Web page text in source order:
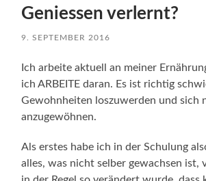
Geniessen verlernt?
9. SEPTEMBER 2016
Ich arbeite aktuell an meiner
ich ARBEITE daran. Es ist richtig
Gewohnheiten loszuwerden und sich
anzugewöhnen.
Als erstes habe ich in der Schulung
alles, was nicht selber gewachsen ist,